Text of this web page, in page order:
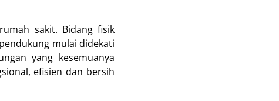
sakit. Bidang fisik
mulai didekati
yang kesemuanya
efisien dan bersih